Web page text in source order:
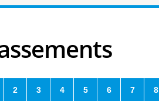
2 3 4 5 6 7 8